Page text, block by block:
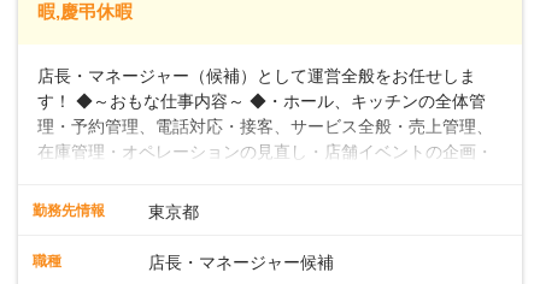
暇,慶弔休暇
店長・マネージャー（候補）として運営全般をお任せしま
す！ ◆～おもな仕事内容～ ◆・ホール、キッチンの全体管
理・予約管理、電話対応・接客、サービス全般・売上管理、
在庫管理・オペレーションの見直し・店舗イベントの企画・
入社後はスキルに合わせた業務からお任せしますので、徐々
向上を目指すDX推進～ ◆すかいらーくのレストランでは、
勤務先情報 東京都
職種 店長・マネージャー候補